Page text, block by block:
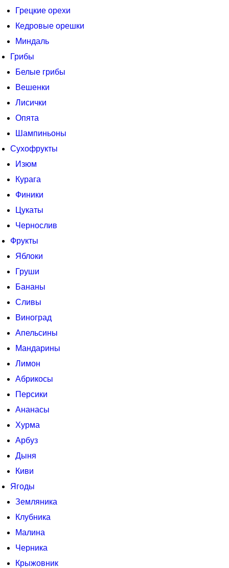
Грецкие орехи
Кедровые орешки
Миндаль
Грибы
Белые грибы
Вешенки
Лисички
Опята
Шампиньоны
Сухофрукты
Изюм
Курага
Финики
Цукаты
Чернослив
Фрукты
Яблоки
Груши
Бананы
Сливы
Виноград
Апельсины
Мандарины
Лимон
Абрикосы
Персики
Ананасы
Хурма
Арбуз
Дыня
Киви
Ягоды
Земляника
Клубника
Малина
Черника
Крыжовник